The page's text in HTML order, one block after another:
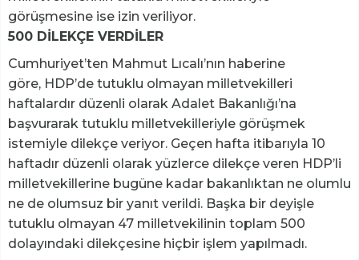
görüşmesine ise izin veriliyor.
500 DİLEKÇE VERDİLER
Cumhuriyet’ten Mahmut Lıcalı’nın haberine
göre, HDP’de tutuklu olmayan milletvekilleri
haftalardır düzenli olarak Adalet Bakanlığı’na
başvurarak tutuklu milletvekilleriyle görüşmek
istemiyle dilekçe veriyor. Geçen hafta itibarıyla 10
haftadır düzenli olarak yüzlerce dilekçe veren HDP’li
milletvekillerine bugüne kadar bakanlıktan ne olumlu
ne de olumsuz bir yanıt verildi. Başka bir deyişle
tutuklu olmayan 47 milletvekilinin toplam 500
dolayındaki dilekçesine hiçbir işlem yapılmadı.